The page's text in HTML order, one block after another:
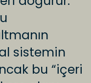
sistemin
bu “içeri